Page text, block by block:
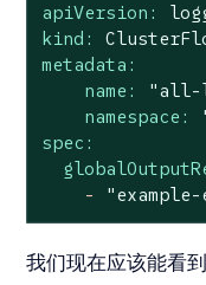
apiVersion:
kind:
metadata:
name:
"all-
namespace:
spec:
-
"example-
我们现在应该能看